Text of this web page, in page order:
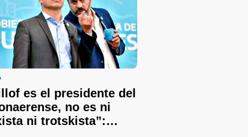
es el presidente del
no es ni
ni trotskista”: